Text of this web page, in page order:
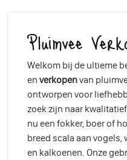
Pluimvee
Welkom bij de ultieme
en verkopenvan
ontworpen voor
zoek zijn naar
nu een fokker, boer of
breed scala aan vogels,
en kalkoenen. Onze